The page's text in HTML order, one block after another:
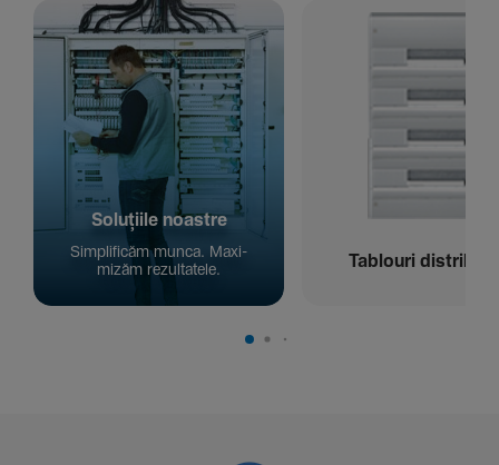
Solu­țiile noastre
Simpli­ficăm munca. Maxi­
mizăm rezul­ta­tele.
Tablouri